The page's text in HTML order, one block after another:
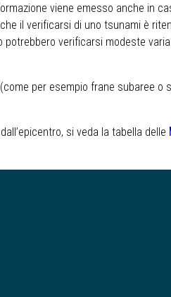
viene emesso anche in
il verificarsi di uno tsunami è
verificarsi modeste
per esempio frane subaree o
si veda la tabella delle